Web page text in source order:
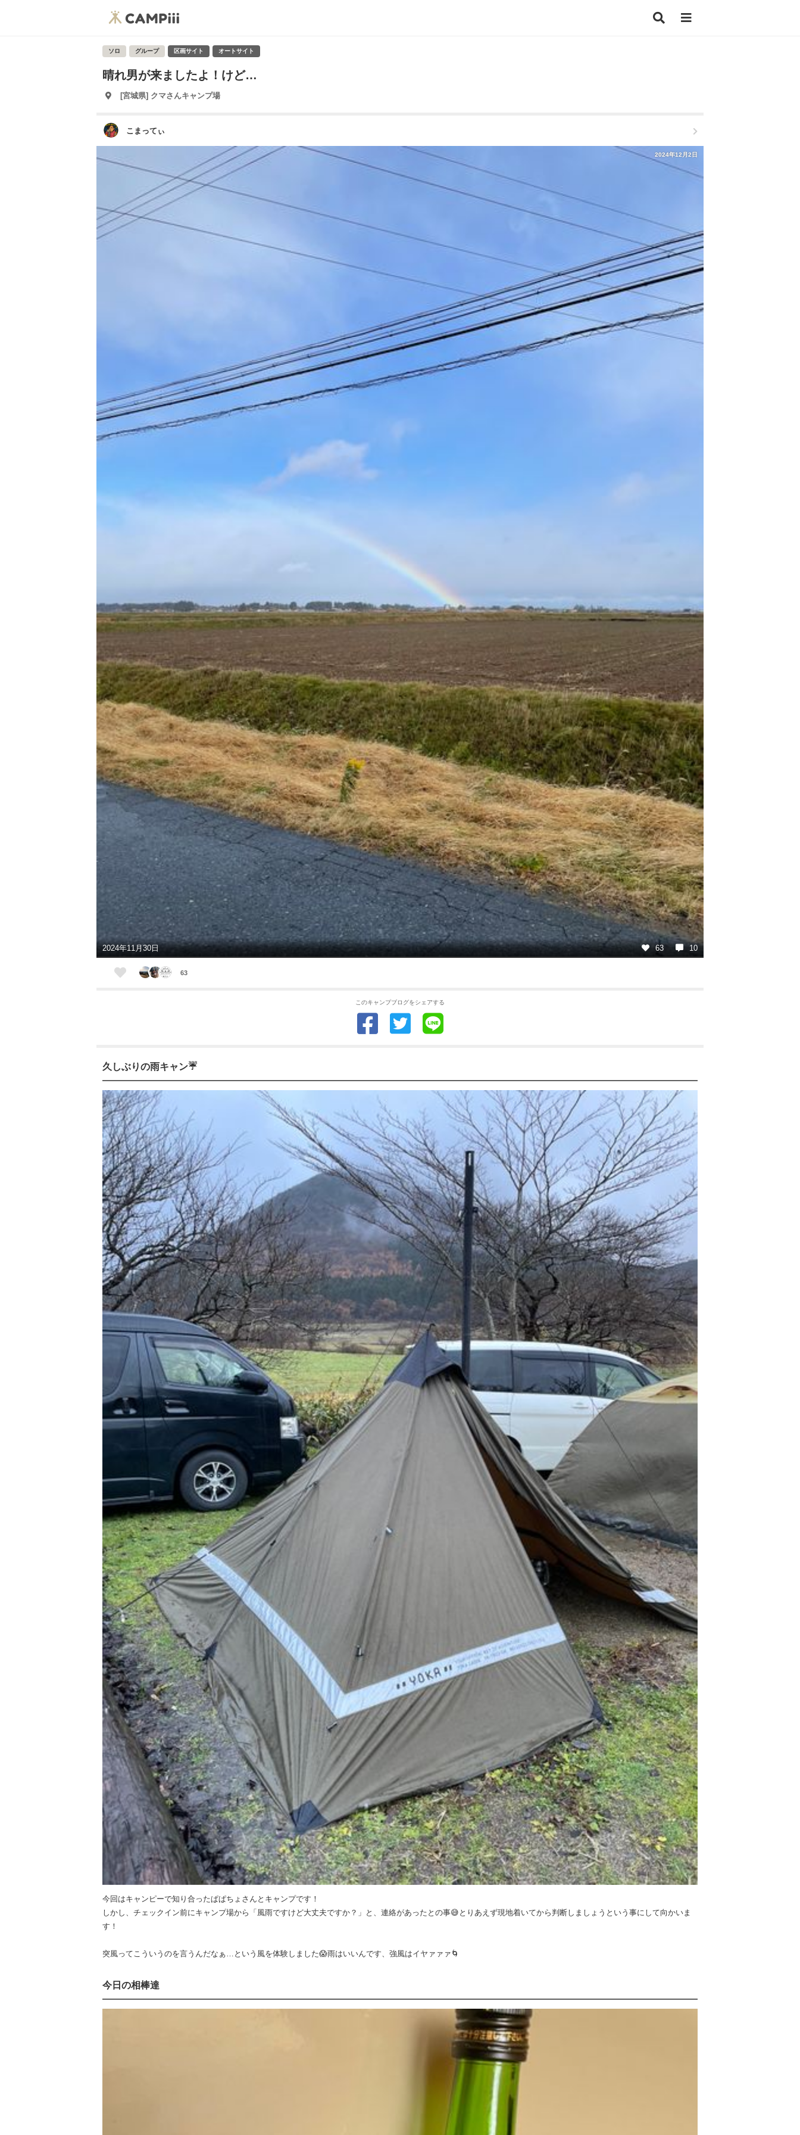
ソロ グループ 区画サイト オートサイト
晴れ男が来ましたよ！けど…
[宮城県] クマさんキャンプ場
こまってぃ
2024年12月2日
2024年11月30日 63 10
63
このキャンプブログをシェアする
久しぶりの雨キャン☔
今回はキャンピーで知り合ったぱぱちょさんとキャンプです！
しかし、チェックイン前にキャンプ場から「風雨ですけど大丈夫ですか？」と、連絡があったとの事😅とりあえず現地着いてから判断しましょうという事にして向かいま
す！
突風ってこういうのを言うんだなぁ…という風を体験しました😱雨はいいんです、強風はイヤァァァ🌀
今日の相棒達